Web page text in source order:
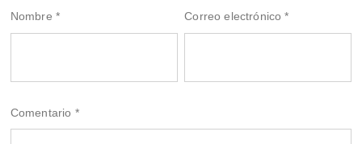
Nombre * Correo electrónico*
Comentario *